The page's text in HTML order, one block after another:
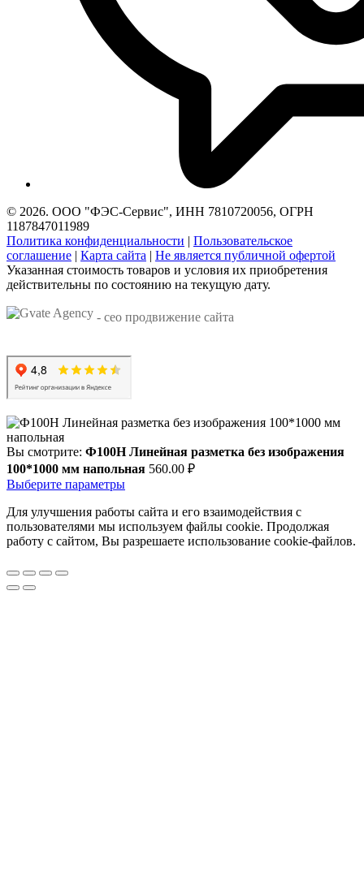
© 2026. ООО "ФЭС-Сервис", ИНН 7810720056, ОГРН
1187847011989
Политика конфиденциальности | Пользовательское
соглашение | Карта сайта | Не является публичной офертой
Указанная стоимость товаров и условия их приобретения
действительны по состоянию на текущую дату.
- сео продвижение сайта
Вы смотрите: Ф100Н Линейная разметка без изображения
100*1000 мм напольная 560.00 ₽
Выберите параметры
Для улучшения работы сайта и его взаимодействия с
пользователями мы используем файлы cookie. Продолжая
работу с сайтом, Вы разрешаете использование cookie-файлов.